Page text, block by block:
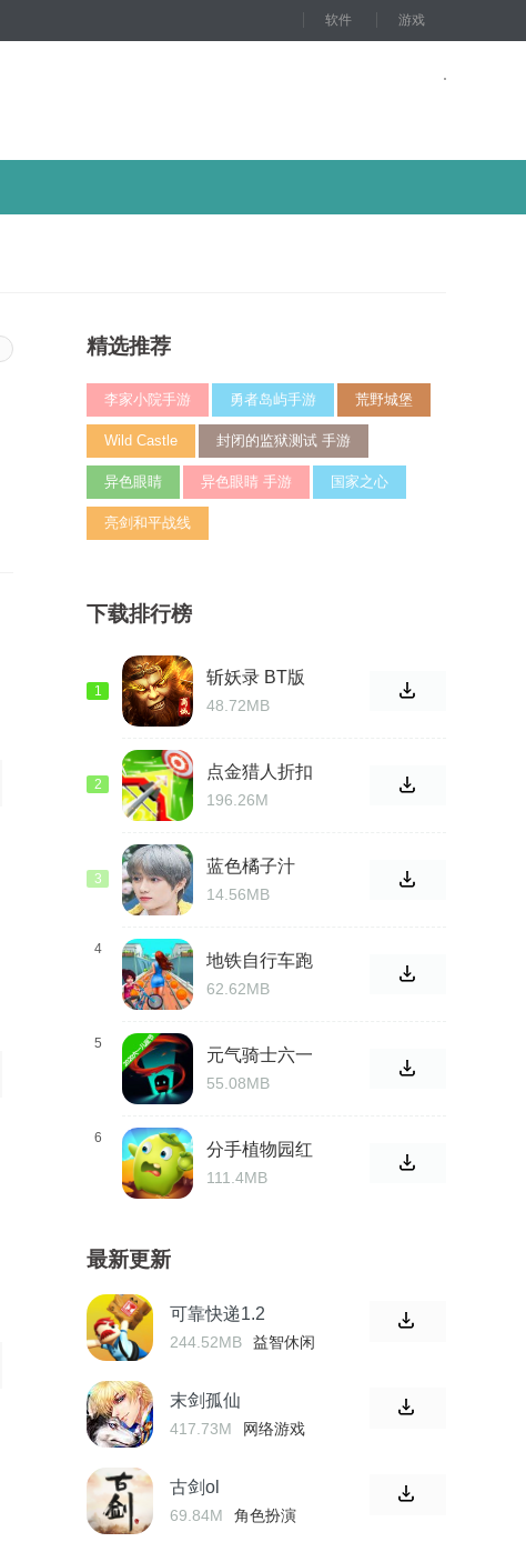
软件 游戏
精选推荐
李家小院手游 勇者岛屿手游 荒野城堡
Wild Castle 封闭的监狱测试 手游
异色眼睛 异色眼睛 手游 国家之心
亮剑和平战线
下载排行榜
1
斩妖录 BT版
48.72MB
2
点金猎人折扣
版
196.26M
3
蓝色橘子汁
14.56MB
4
地铁自行车跑
酷
62.62MB
5
元气骑士六一
儿童节
55.08MB
6
分手植物园红
包福利版
111.4MB
最新更新
可靠快递1.2
244.52MB 益智休闲
末剑孤仙
417.73M 网络游戏
古剑ol
69.84M 角色扮演